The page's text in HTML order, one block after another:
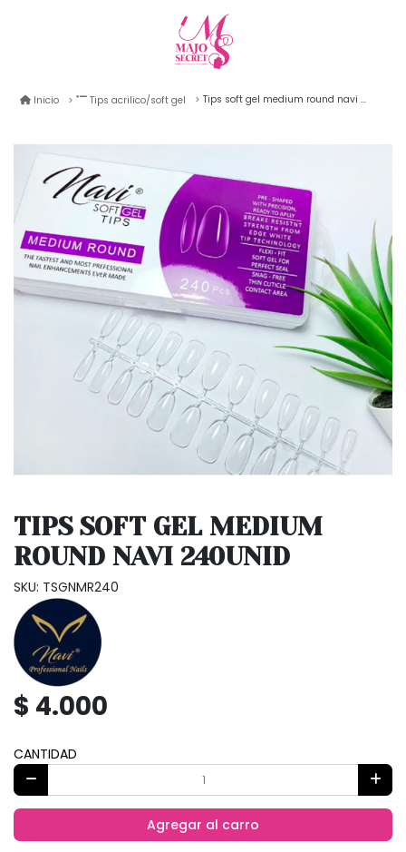
Inicio Tips acrilico/soft gel Tips soft gel medium round navi 240unid
TIPS SOFT GEL MEDIUM
ROUND NAVI 240UNID
SKU: TSGNMR240
$ 4.000
CANTIDAD
Agregar al carro